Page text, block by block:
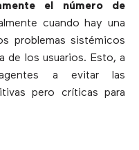
el número de
cuando hay una
problemas sistémicos
de los usuarios. Esto, a
a evitar las
pero críticas para